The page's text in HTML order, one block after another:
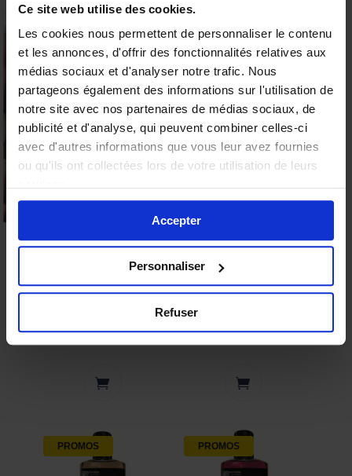
Ce site web utilise des cookies.
Les cookies nous permettent de personnaliser le contenu
et les annonces, d'offrir des fonctionnalités relatives aux
médias sociaux et d'analyser notre trafic. Nous
partageons également des informations sur l'utilisation de
notre site avec nos partenaires de médias sociaux, de
publicité et d'analyse, qui peuvent combiner celles-ci
avec d'autres informations que vous leur avez fournies
ou qu'ils ont collectées lors de votre utilisation de leurs
Accepter
Personnaliser
Refuser
Produits similaires
SHUNGA – Huile de
vert Bio (comestible)
25,90€ 20,71€
JOYDIVISION
WARMUP Cerise 150
ml
22,00€ 17,59€
PROMOS PROMOS
9.6/10 (19 avis)
★★★★★
15% offerts sur votre
première commande
Valable sur tous les produits